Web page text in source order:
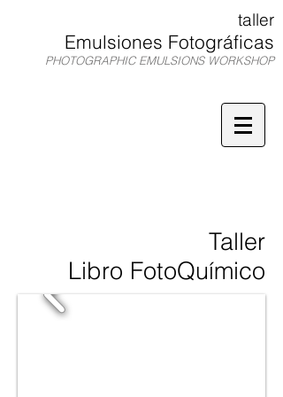
taller
Emulsiones Fotográficas
PHOTOGRAPHIC EMULSIONS WORKSHOP
Taller
Libro FotoQuímico